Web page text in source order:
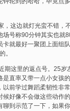
，这边就灯光蛮不错，
场号称90分钟其实也就
卡就最好一聚团上面组
。
期这里的返点号。25岁
是直率又带一点小女孩
以前学过舞蹈柔韧性非
好像不会做这些动作
聊到示范了一下，如果